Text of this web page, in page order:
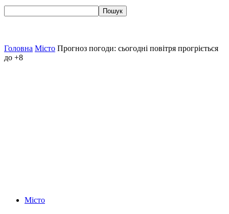
Головна Місто Прогноз погоди: сьогодні повітря прогріється
до +8
Місто